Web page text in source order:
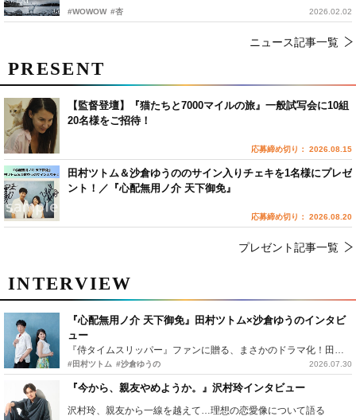
#WOWOW #杏 2026.02.02
ニュース記事一覧
INTERVIEW
『心配無用ノ介 天下御免』田村ツトム×沙倉ゆうのインタビ
ュー
『侍タイムスリッパー』ファンに贈る、まさかのドラマ化！田村ツトム×沙倉ゆうのが語る『心配無用ノ介』撮影秘話
#田村ツトム #沙倉ゆうの 2026.07.30
『今から、親友やめようか。』沢村玲インタビュー
沢村玲、親友から一線を越えて…理想の恋愛像について語る
PRESENT
【監督登壇】『猫たちと7000マイルの旅』一般試写会に10組
20名様をご招待！
応募締め切り： 2026.08.15
田村ツトム＆沙倉ゆうののサイン入りチェキを1名様にプレゼ
ント！／『心配無用ノ介 天下御免』
応募締め切り： 2026.08.20
プレゼント記事一覧